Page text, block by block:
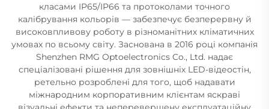
класами IP65/IP66 та протоколами точного
калібрування кольорів — забезпечує безперервну й
високовпливову роботу в різноманітних кліматичних
умовах по всьому світу. Заснована в 2016 році компанія
Shenzhen RMG Optoelectronics Co., Ltd. надає
спеціалізовані рішення для зовнішніх LED-відеостін,
ретельно розроблені для того, щоб надавати
міжнародним корпоративним клієнтам яскраві